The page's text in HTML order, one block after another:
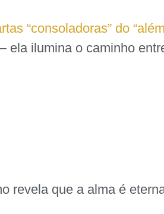
“consoladoras” do
ela ilumina o caminho
revela que a alma é